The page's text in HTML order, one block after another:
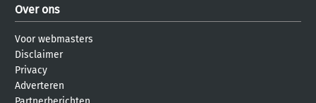
Over ons
Voor webmasters
Disclaimer
Privacy
Adverteren